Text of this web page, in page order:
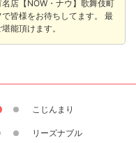
店【NOW・ナウ】歌舞伎町
皆様をお待ちしてます。 最
能頂けます。
こじんまり
リーズナブル